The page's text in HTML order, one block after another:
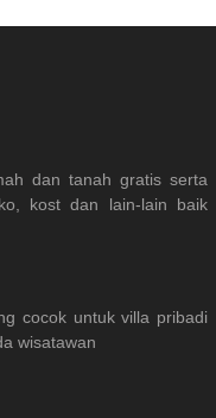
dan tanah gratis serta
kost dan lain-lain baik
cocok untuk villa pribadi
wisatawan